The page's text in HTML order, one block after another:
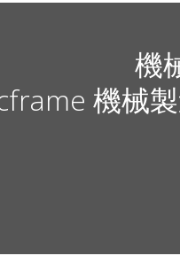
機
機械